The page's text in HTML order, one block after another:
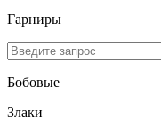
Гарниры
Бобовые
Злаки